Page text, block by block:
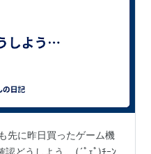
先に昨日買ったゲーム機
認どうしよう… (´ﾟｪﾟ)ﾁｰﾝ